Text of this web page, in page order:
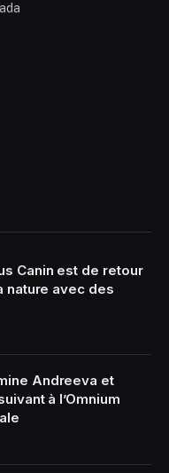
Canin est de retour
nature avec des
Andreeva et
à l’Omnium